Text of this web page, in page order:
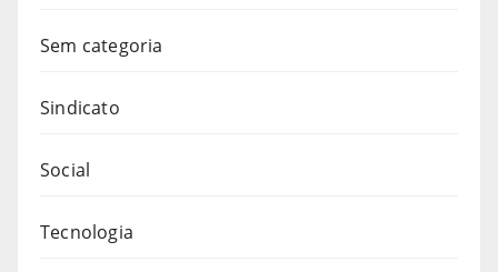
Sem categoria
Sindicato
Social
Tecnologia